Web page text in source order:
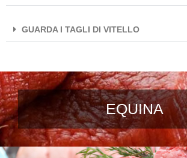
GUARDA I TAGLI DI VITELLO
EQUINA